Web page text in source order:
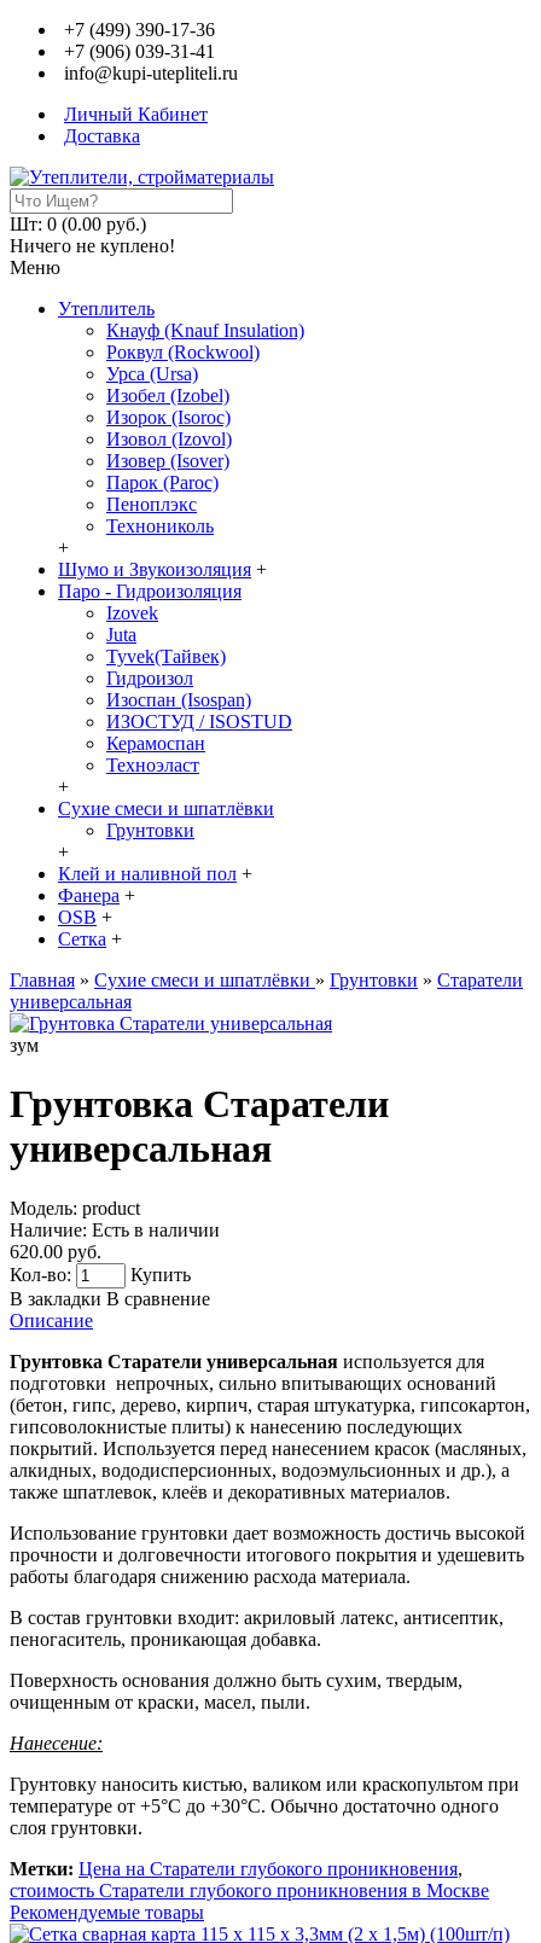
+7 (499) 390-17-36
+7 (906) 039-31-41
info@kupi-utepliteli.ru
Личный Кабинет
Доставка
Шт: 0 (0.00 руб.)
Ничего не куплено!
Меню
Утеплитель
Кнауф (Knauf Insulation)
Роквул (Rockwool)
Урса (Ursa)
Изобел (Izobel)
Изорок (Isoroc)
Изовол (Izovol)
Изовер (Isover)
Парок (Paroс)
Пеноплэкс
Технониколь
+
Шумо и Звукоизоляция +
Паро - Гидроизоляция
Izovek
Juta
Tyvek(Тайвек)
Гидроизол
Изоспан (Isospan)
ИЗОСТУД / ISOSTUD
Керамоспан
Техноэласт
+
Сухие смеси и шпатлёвки
Грунтовки
+
Клей и наливной пол +
Фанера +
OSB +
Сетка +
Главная » Сухие смеси и шпатлёвки » Грунтовки » Старатели
универсальная
зум
Грунтовка Старатели
универсальная
Модель: product
Наличие: Есть в наличии
620.00 руб.
Кол-во:
Купить
В закладки В сравнение
Описание
Грунтовка Старатели универсальная используется для
подготовки непрочных, сильно впитывающих оснований
(бетон, гипс, дерево, кирпич, старая штукатурка, гипсокартон,
гипсоволокнистые плиты) к нанесению последующих
покрытий. Используется перед нанесением красок (масляных,
алкидных, вододисперсионных, водоэмульсионных и др.), а
также шпатлевок, клеёв и декоративных материалов.
Использование грунтовки дает возможность достичь высокой
прочности и долговечности итогового покрытия и удешевить
работы благодаря снижению расхода материала.
В состав грунтовки входит: акриловый латекс, антисептик,
пеногаситель, проникающая добавка.
Поверхность основания должно быть сухим, твердым,
очищенным от краски, масел, пыли.
Нанесение:
Грунтовку наносить кистью, валиком или краскопультом при
температуре от +5°С до +30°С. Обычно достаточно одного
слоя грунтовки.
Метки: Цена на Старатели глубокого проникновения,
стоимость Старатели глубокого проникновения в Москве
Рекомендуемые товары